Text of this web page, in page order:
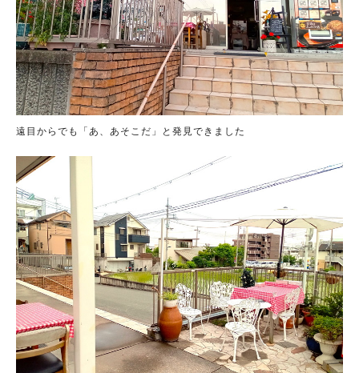
遠目からでも「あ、あそこだ」と発見できました